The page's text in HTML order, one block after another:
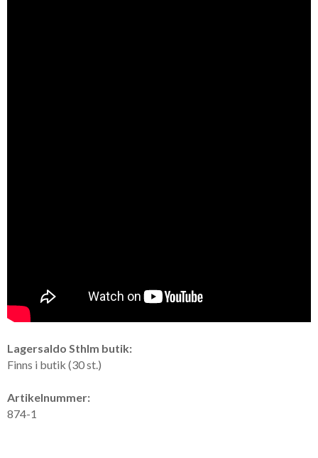
Lagersaldo Sthlm butik:
Finns i butik (30 st.)
Artikelnummer:
874-1